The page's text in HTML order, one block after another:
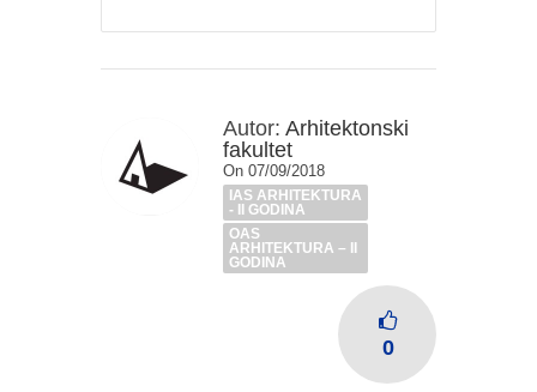
Autor: Arhitektonski
fakultet
On 07/09/2018
IAS ARHITEKTURA
- II GODINA
OAS
ARHITEKTURA – II
GODINA
0